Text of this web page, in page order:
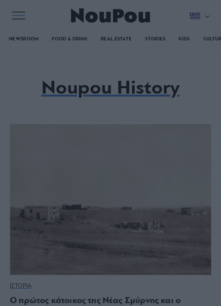
NEWSROOM FOOD & DRINK REAL ESTATE STORIES KIDS
Noupou History
ΙΣΤΟΡΙΑ
Ο πρώτος κάτοικος της Νέας Σμύρνης και ο